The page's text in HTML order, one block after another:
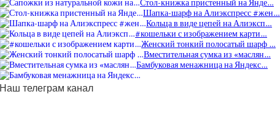
Стол-книжка пристенный на Янде…
Шапка-шарф на Алиэкспресс #жен…
Кольца в виде цепей на Алиэксп…
#кошельки с изображением карти…
Женский тонкий полосатый шарф …
Вместительная сумка из «маслян…
Бамбуковая менажница на Яндекс…
Наш телеграм канал